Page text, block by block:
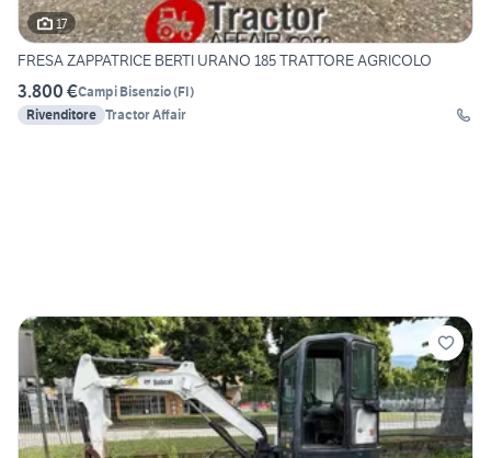
17
FRESA ZAPPATRICE BERTI URANO 185 TRATTORE AGRICOLO
3.800 €Campi Bisenzio(FI)
Rivenditore Tractor Affair